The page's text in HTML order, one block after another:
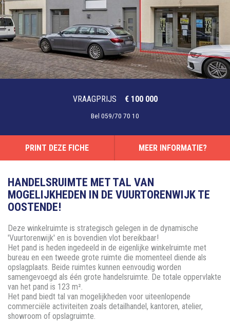
VRAAGPRIJS € 100 000
Bel 059/70 70 10
PRINT DEZE FICHE MEER INFORMATIE?
HANDELSRUIMTE MET TAL VAN
MOGELIJKHEDEN IN DE VUURTORENWIJK TE
OOSTENDE!
Deze winkelruimte is strategisch gelegen in de dynamische
'Vuurtorenwijk' en is bovendien vlot bereikbaar!
Het pand is heden ingedeeld in de eigenlijke winkelruimte met
bureau en een tweede grote ruimte die momenteel diende als
opslagplaats. Beide ruimtes kunnen eenvoudig worden
samengevoegd als één grote handelsruimte. De totale oppervlakte
van het pand is 123 m².
Het pand biedt tal van mogelijkheden voor uiteenlopende
commerciële activiteiten zoals detailhandel, kantoren, atelier,
showroom of opslagruimte.